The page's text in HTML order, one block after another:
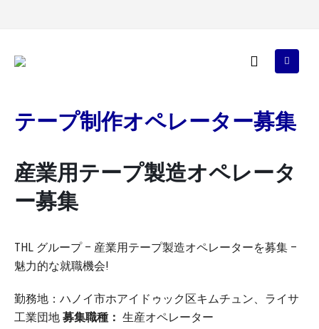
テープ制作オペレーター募集
産業用テープ製造オペレータ
ー募集
THL グループ – 産業用テープ製造オペレーターを募集 –
魅力的な就職機会!
勤務地：ハノイ市ホアイドゥック区キムチュン、ライサ
工業団地 募集職種： 生産オペレーター